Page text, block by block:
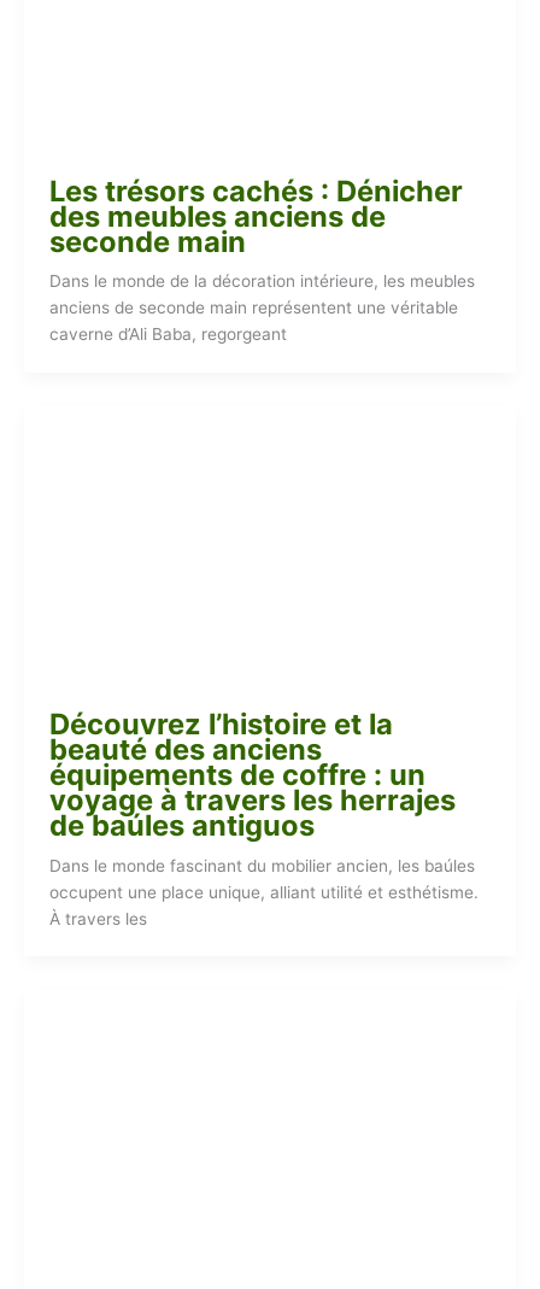
Les trésors cachés : Dénicher
des meubles anciens de
seconde main
Dans le monde de la décoration intérieure, les meubles
anciens de seconde main représentent une véritable
caverne d’Ali Baba, regorgeant
Découvrez l’histoire et la
beauté des anciens
équipements de coffre : un
voyage à travers les herrajes
de baúles antiguos
Dans le monde fascinant du mobilier ancien, les baúles
occupent une place unique, alliant utilité et esthétisme.
À travers les